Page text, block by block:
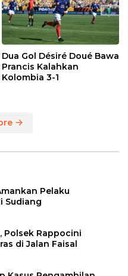
Dua Gol Désiré Doué Bawa
Prancis Kalahkan
Kolombia 3-1
Pelaku
Sudiang
Polsek Rappocini
di Jalan Faisal